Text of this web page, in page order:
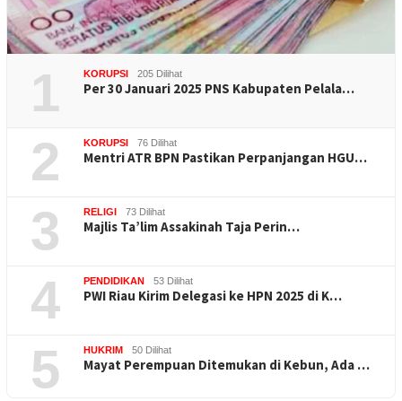
1 KORUPSI 205 Dilihat
Per 30 Januari 2025 PNS Kabupaten Pelala…
2 KORUPSI 76 Dilihat
Mentri ATR BPN Pastikan Perpanjangan HGU…
3 RELIGI 73 Dilihat
Majlis Ta’lim Assakinah Taja Perin…
4 PENDIDIKAN 53 Dilihat
PWI Riau Kirim Delegasi ke HPN 2025 di K…
5 HUKRIM 50 Dilihat
Mayat Perempuan Ditemukan di Kebun, Ada …